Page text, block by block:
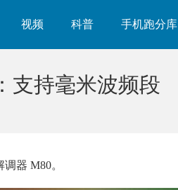
视频 科普 手机跑分库
支持毫米波频段
器 M80。